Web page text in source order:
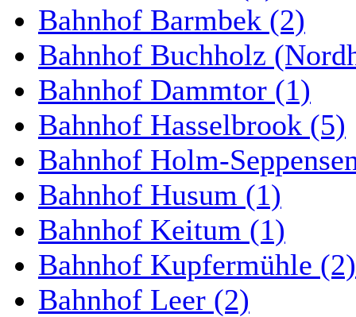
Bahnhof Barmbek (2)
Bahnhof Buchholz
Bahnhof Dammtor (1)
Bahnhof Hasselbrook (5)
Bahnhof Holm-
Bahnhof Husum (1)
Bahnhof Keitum (1)
Bahnhof Kupfermühle (2)
Bahnhof Leer (2)